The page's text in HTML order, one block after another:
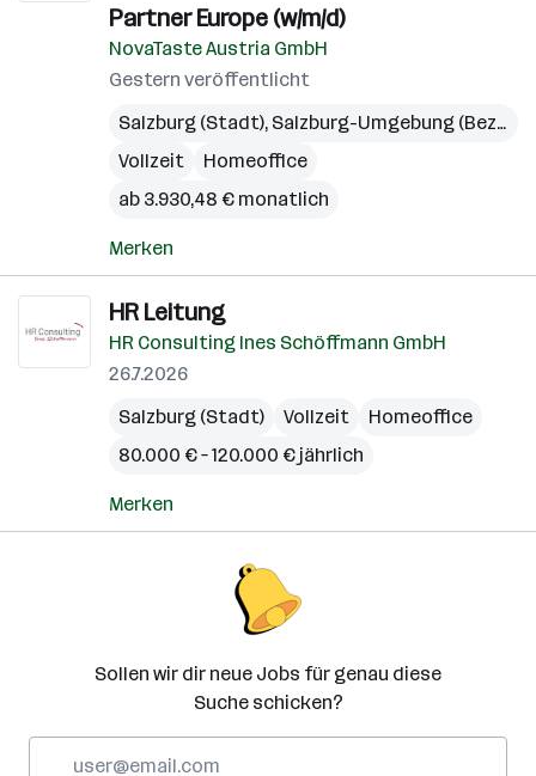
Partner Europe (w/m/d)
NovaTaste Austria GmbH
Gestern veröffentlicht
Salzburg (Stadt), Salzburg-Umgebung (Bezirk)
Vollzeit
Homeoffice
ab 3.930,48 € monatlich
Merken
HR Leitung
HR Consulting Ines Schöffmann GmbH
26.7.2026
Salzburg (Stadt)
Vollzeit
Homeoffice
80.000 € – 120.000 € jährlich
Merken
Sollen wir dir neue Jobs für genau diese
Suche schicken?